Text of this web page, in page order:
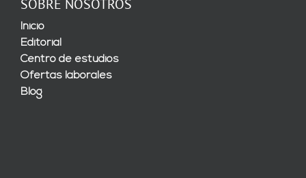
SOBRE NOSOTROS
Inicio
Editorial
Centro de estudios
Ofertas laborales
Blog